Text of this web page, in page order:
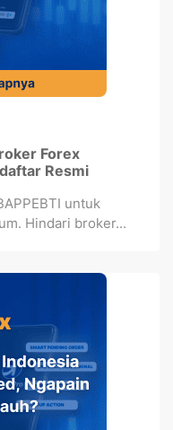
Forex
Resmi
untuk
Hindari broker...